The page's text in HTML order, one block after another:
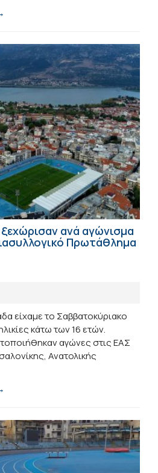
ανά αγώνισμα
Πρωτάθλημα
είχαμε το Σαββατοκύριακο
κάτω των 16 ετών.
αγώνες στις ΕΑΣ
Ανατολικής